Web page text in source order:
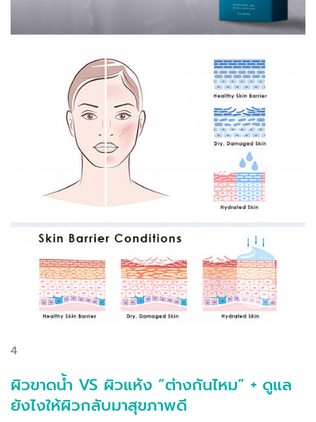
4
ผิวขาดน้ำ VS ผิวแห้ง “ต่างกันไหม” + ดูแล
ยังไงให้ผิวกลับมาสุขภาพดี